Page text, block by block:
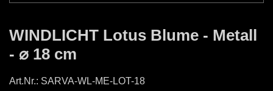
WINDLICHT Lotus Blume - Metall
- ⌀ 18 cm
Art.Nr.: SARVA-WL-ME-LOT-18